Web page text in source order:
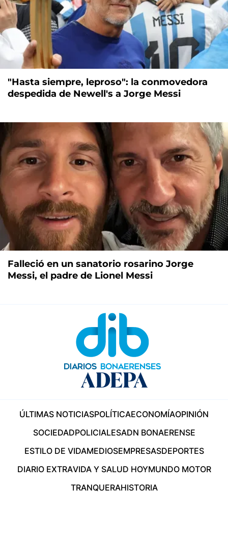
"Hasta siempre, leproso": la conmovedora
despedida de Newell's a Jorge Messi
Falleció en un sanatorio rosarino Jorge
Messi, el padre de Lionel Messi
ÚLTIMAS NOTICIASPOLÍTICAECONOMÍAOPINIÓN
SOCIEDADPOLICIALESADN BONAERENSE
ESTILO DE VIDAMEDIOSEMPRESASDEPORTES
DIARIO EXTRAVIDA Y SALUD HOYMUNDO MOTOR
TRANQUERAHISTORIA